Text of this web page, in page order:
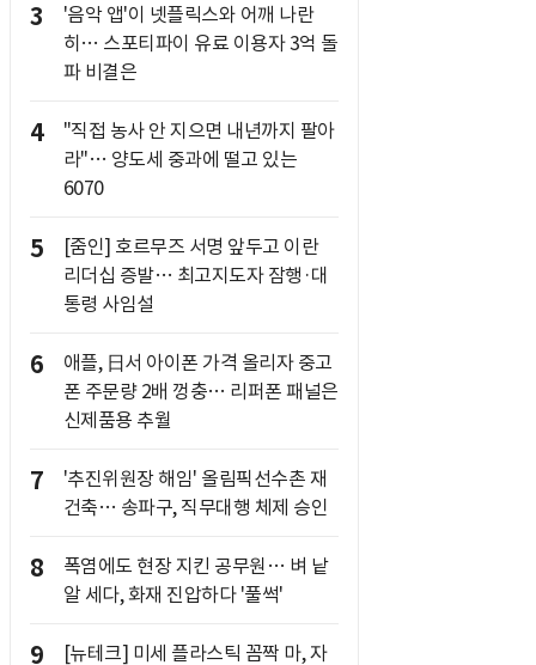
3
'음악 앱'이 넷플릭스와 어깨 나란
히… 스포티파이 유료 이용자 3억 돌
파 비결은
4
"직접 농사 안 지으면 내년까지 팔아
라"… 양도세 중과에 떨고 있는
6070
5
[줌인] 호르무즈 서명 앞두고 이란
리더십 증발… 최고지도자 잠행·대
통령 사임설
6
애플, 日서 아이폰 가격 올리자 중고
폰 주문량 2배 껑충… 리퍼폰 패널은
신제품용 추월
7
'추진위원장 해임' 올림픽선수촌 재
건축… 송파구, 직무대행 체제 승인
8
폭염에도 현장 지킨 공무원… 벼 낱
알 세다, 화재 진압하다 '풀썩'
9 [뉴테크] 미세 플라스틱 꼼짝 마, 자